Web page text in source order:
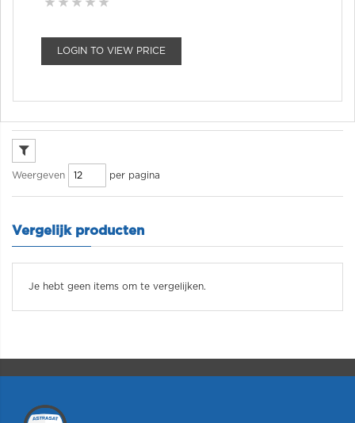
LOGIN TO VIEW PRICE
Weergeven per pagina
Vergelijk producten
Je hebt geen items om te vergelijken.